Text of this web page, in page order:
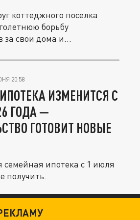
коттеджного поселка
борьбу
за свои дома и
20:58
ИЗМЕНИТСЯ С
ГОДА —
ГОТОВИТ НОВЫЕ
семейная ипотека с 1 июля
получить.